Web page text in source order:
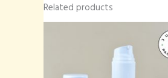
Related products